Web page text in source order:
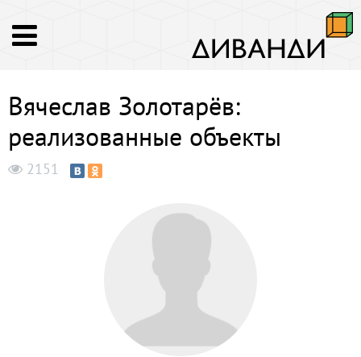
Вячеслав Золотарёв:
реализованные объекты
2151